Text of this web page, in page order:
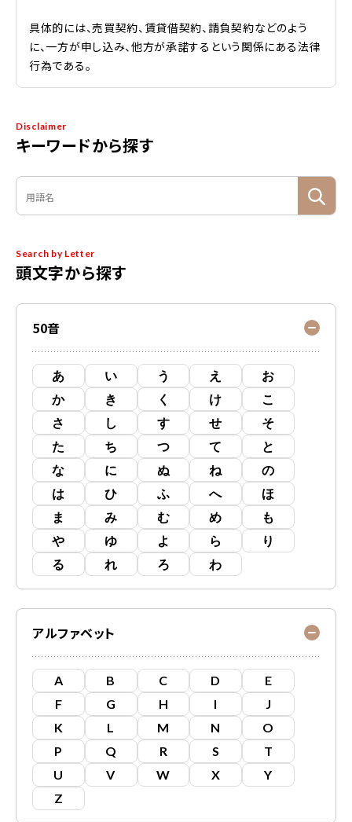
Disclaimer
キーワードから探す
Search by Letter
頭文字から探す
50音
あ い う え
お
か
き く け
こ
さ
し す せ
そ
た
ち つ て
と
な
に ぬ ね
の
は
ひ ふ へ
ほ
ま
み む め
も
や
ゆ よ ら
り
る
れ ろ わ
アルファベット
A B C D
E
F
G H I
J
K
L M N
O
P
Q R S
T
U
V W X
Y
Z
具体的には、売買契約、賃貸借契約、請負契約などのよう
に、一方が申し込み、他方が承諾するという関係にある法律
行為である。